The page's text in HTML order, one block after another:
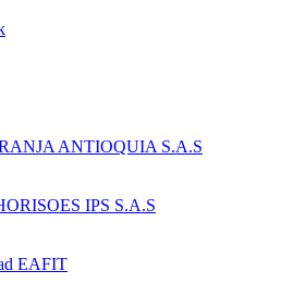
ANTIOQUIA S.A.S
IPS S.A.S
EAFIT